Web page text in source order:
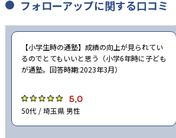
フォローアップに関する口コミ
【小学生時の通塾】成績の向上が見られてい
るのでとてもいいと思う（小学6年時に子ども
が通塾。回答時期:2023年3月）
5.0
50代 / 埼玉県 男性